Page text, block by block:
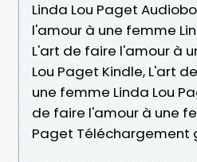
Linda Lou Paget
l'amour à une femme
L'art de faire l'amour à
Lou Paget Kindle, L'art
une femme Linda Lou
de faire l'amour à une
Paget Téléchargement